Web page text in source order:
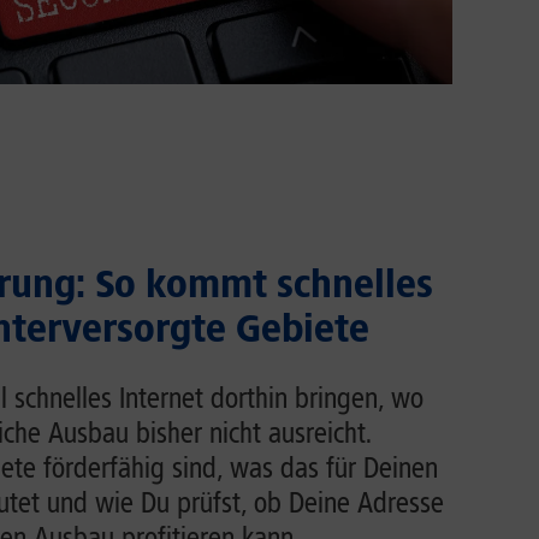
So kommt schnelles
Gebiete
schnelles Internet dorthin bringen, wo
Ausbau bisher nicht ausreicht.
förderfähig sind, was das für Deinen
und wie Du prüfst, ob Deine Adresse